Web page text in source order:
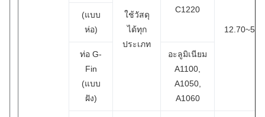
ใช้วัสดุ
ได้ทุก
ประเภท
C1220
(แบบ
ห่อ)
ท่อ G-
Fin
(แบบ
ฝัง)
อะลูมิเนียม
A1100,
A1050,
A1060